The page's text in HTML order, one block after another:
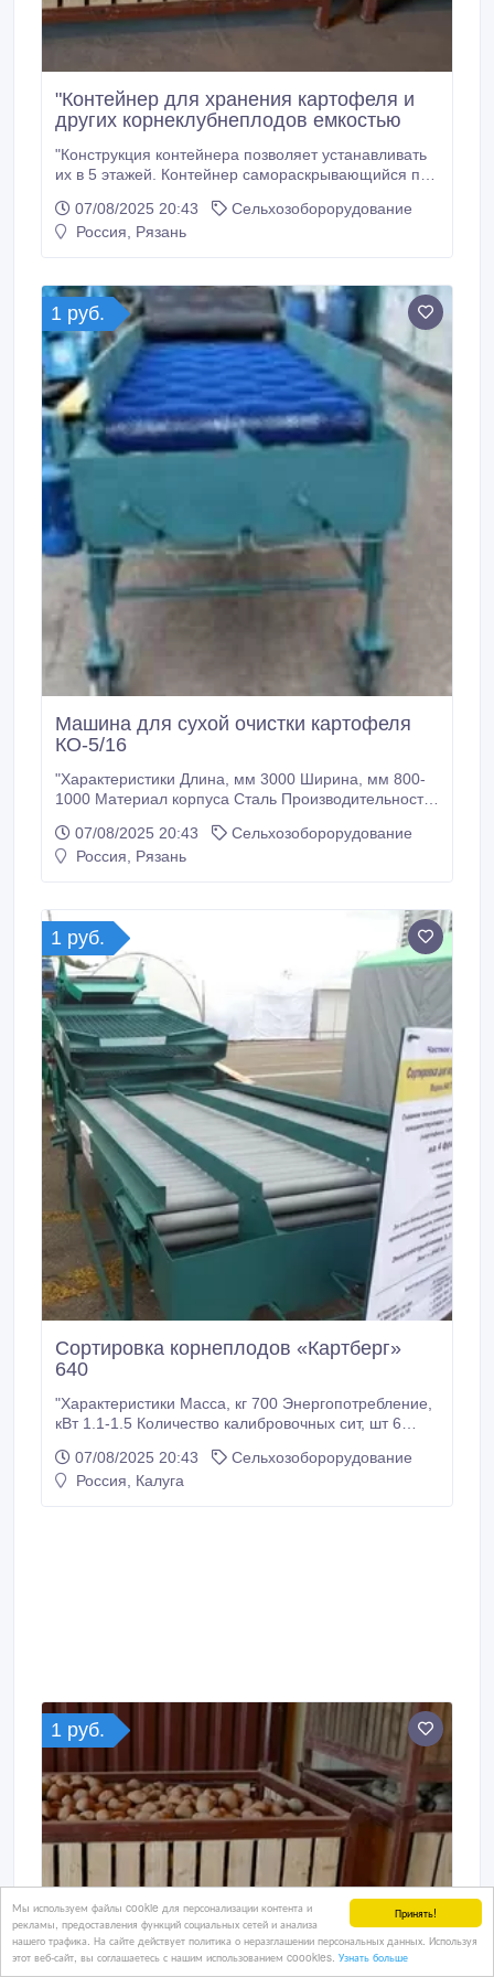
Принять!
Мы используем файлы cookie для персонализации контента и
рекламы, предоставления функций социальных сетей и анализа
нашего трафика. На сайте действует политика о неразглашении персональных данных. Используя
этот веб-сайт, вы соглашаетесь с нашим использованием coookies. Узнать больше
"Контейнер для хранения картофеля и
других корнеклубнеплодов емкостью
"Конструкция контейнера позволяет устанавливать
их в 5 этажей. Контейнер самораскрывающийся при
конструкции НЕ ТРЕБУЕТСЯ специальных
опрокидывателей контейнеров. Деревянные
07/08/2025 20:43
Сельхозоборорудование
Россия, Рязань
1 руб.
Машина для сухой очистки картофеля
КО-5/16
"Характеристики Длина, мм 3000 Ширина, мм 800-
1000 Материал корпуса Сталь Производительность,
овощей и картофеля при их сухом загрязнении.
Состоит из системы щеток и может быть оснащена
07/08/2025 20:43
Сельхозоборорудование
Россия, Рязань
1 руб.
Сортировка корнеплодов «Картберг»
640
"Характеристики Масса, кг 700 Энергопотребление,
кВт 1.1-1.5 Количество калибровочных сит, шт 6
мм 1300х1420 Длина инспекционного стола, мм
2500 Ширина инспекционного стола, мм 1300
07/08/2025 20:43
Сельхозоборорудование
Россия, Калуга
1 руб.